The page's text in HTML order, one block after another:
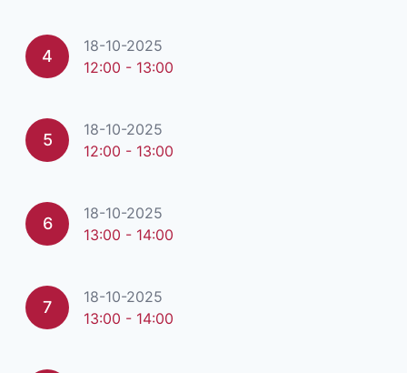
4
18-10-2025
12:00 - 13:00
5
18-10-2025
12:00 - 13:00
6
18-10-2025
13:00 - 14:00
7
18-10-2025
13:00 - 14:00